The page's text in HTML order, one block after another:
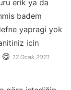
erik ya da
badem
yapragi yok
icin
12 Ocak 2021